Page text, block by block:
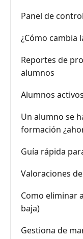
Panel de
¿Cómo cambia
Reportes de
alumnos
Alumnos activos
Un alumno se
formación
Guía rápida
Valoraciones
Como eliminar
baja)
Gestiona de